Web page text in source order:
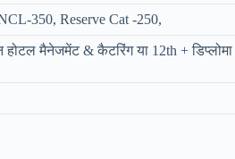
350, Reserve Cat -250,
होटल मैनेजमेंट & कैटरिंग या 12th +